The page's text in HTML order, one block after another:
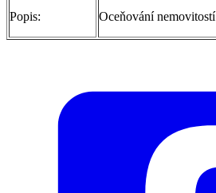
Popis: Oceňování nemovitostí